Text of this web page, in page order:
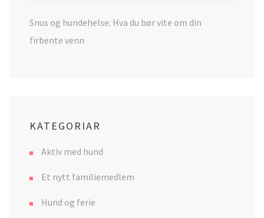
Snus og hundehelse: Hva du bør vite om din
firbente venn
KATEGORIAR
Aktiv med hund
Et nytt familiemedlem
Hund og ferie